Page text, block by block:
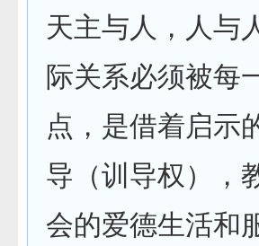
天主与人，人与
际关系必须被每
点，是借着启示
导（训导权），
会的爱德生活和